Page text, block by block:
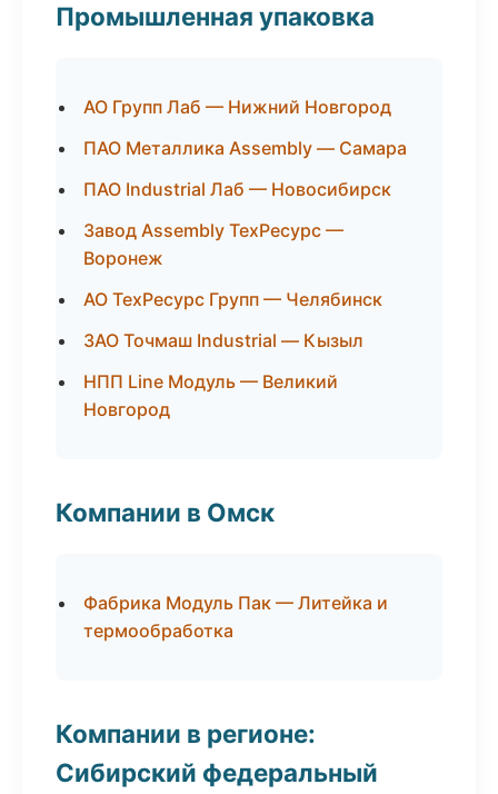
Промышленная упаковка
АО Групп Лаб — Нижний Новгород
ПАО Металлика Assembly — Самара
ПАО Industrial Лаб — Новосибирск
Завод Assembly ТехРесурс —
Воронеж
АО ТехРесурс Групп — Челябинск
ЗАО Точмаш Industrial — Кызыл
НПП Line Модуль — Великий
Новгород
Компании в Омск
Фабрика Модуль Пак — Литейка и
термообработка
Компании в регионе:
Сибирский федеральный